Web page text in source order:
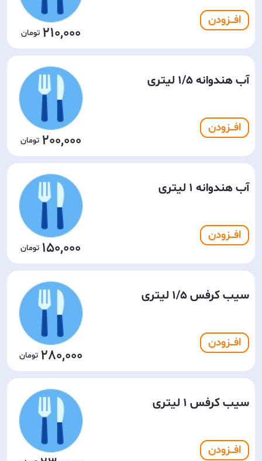
افـــزودن
210,000
آب هندوانه 1/5 لیتری
افـــزودن
200,000
آب هندوانه 1 لیتری
افـــزودن
150,000
سیب کرفس 1/5 لیتری
افـــزودن
280,000
سیب کرفس 1 لیتری
افـــزودن